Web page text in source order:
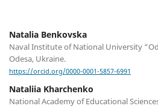
Natalia Benkovska
Naval Institute of National University
Odesa, Ukraine.
https://orcid.org/0000-0001-5857-6991
Nataliia Kharchenko
National Academy of Educational